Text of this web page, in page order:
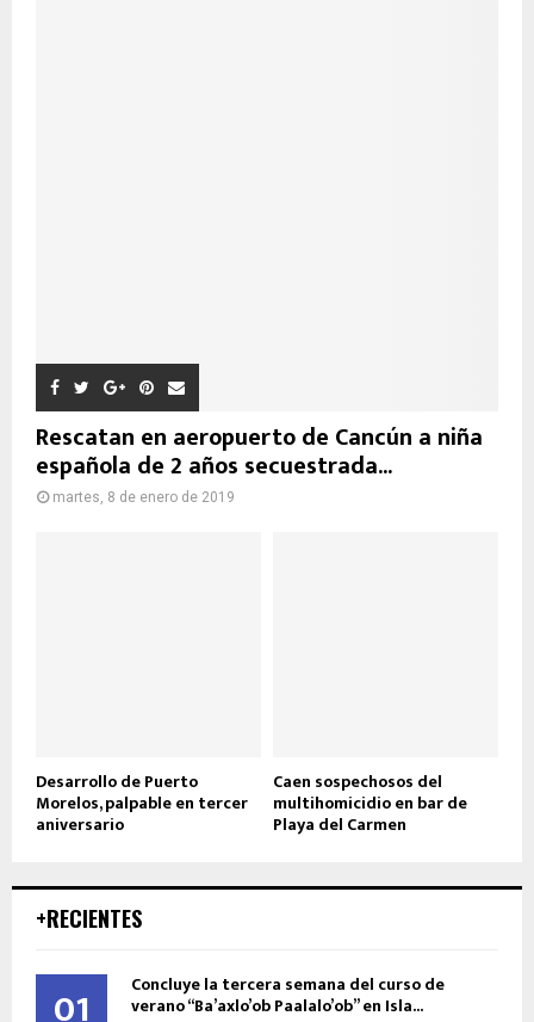
Rescatan en aeropuerto de Cancún a niña
española de 2 años secuestrada...
martes, 8 de enero de 2019
Desarrollo de Puerto
Morelos, palpable en tercer
aniversario
Caen sospechosos del
multihomicidio en bar de
Playa del Carmen
+RECIENTES
Concluye la tercera semana del curso de
verano “Ba’axlo’ob Paalalo’ob” en Isla...